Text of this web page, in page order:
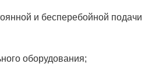
и бесперебойной подачи
оборудования;